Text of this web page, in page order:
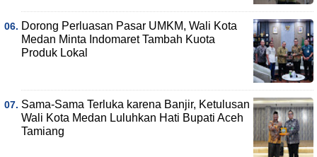
Dorong Perluasan Pasar UMKM, Wali Kota
Medan Minta Indomaret Tambah Kuota
Produk Lokal
Sama-Sama Terluka karena Banjir, Ketulusan
Wali Kota Medan Luluhkan Hati Bupati Aceh
Tamiang